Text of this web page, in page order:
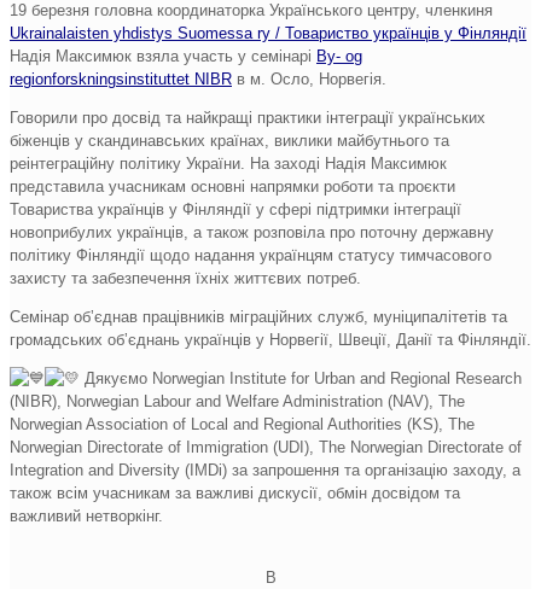
19 березня головна координаторка Українського центру, членкиня
Ukrainalaisten yhdistys Suomessa ry / Товариство українців у Фінляндії
Надія Максимюк взяла участь у семінарі By- og
regionforskningsinstituttet NIBR в м. Осло, Норвегія.
Говорили про досвід та найкращі практики інтеграції українських
біженців у скандинавських країнах, виклики майбутнього та
реінтеграційну політику України. На заході Надія Максимюк
представила учасникам основні напрямки роботи та проєкти
Товариства українців у Фінляндії у сфері підтримки інтеграції
новоприбулих українців, а також розповіла про поточну державну
політику Фінляндії щодо надання українцям статусу тимчасового
захисту та забезпечення їхніх життєвих потреб.
Семінар обʼєднав працівників міграційних служб, муніципалітетів та
громадських обʼєднань українців у Норвегії, Швеції, Данії та Фінляндії.
Дякуємо Norwegian Institute for Urban and Regional Research
(NIBR), Norwegian Labour and Welfare Administration (NAV), The
Norwegian Association of Local and Regional Authorities (KS), The
Norwegian Directorate of Immigration (UDI), The Norwegian Directorate of
Integration and Diversity (IMDi) за запрошення та організацію заходу, а
також всім учасникам за важливі дискусії, обмін досвідом та
важливий нетворкінг.
B